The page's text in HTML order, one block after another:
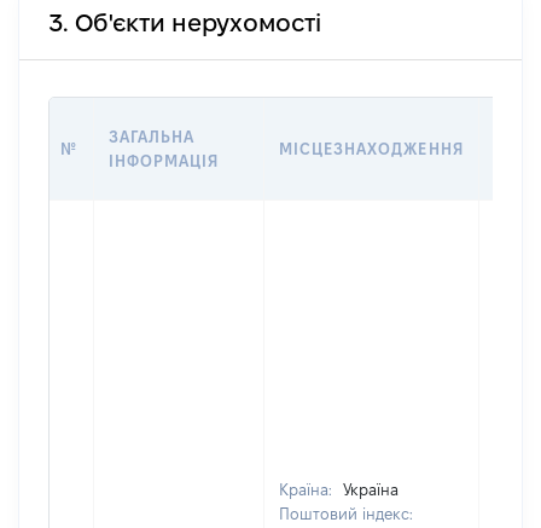
3. Об'єкти нерухомості
№
ЗАГАЛЬНА
ІНФОРМАЦІЯ
МІСЦЕЗНАХОДЖЕННЯ
Країна:
Україна
Поштовий індекс: